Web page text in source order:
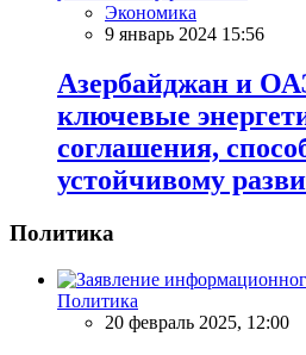
Экономика
9 январь 2024 15:56
Азербайджан и
ключевые
соглашения,
устойчивому
Политика
Политика
20 февраль 2025, 12:00